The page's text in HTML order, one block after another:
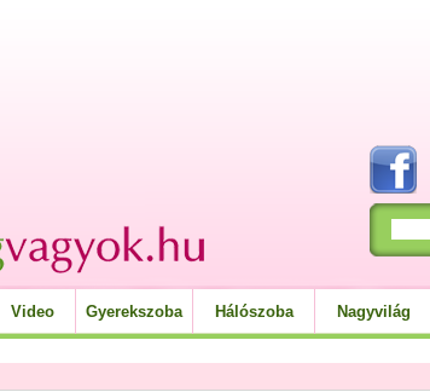
Video Gyerekszoba Hálószoba Nagyvilág